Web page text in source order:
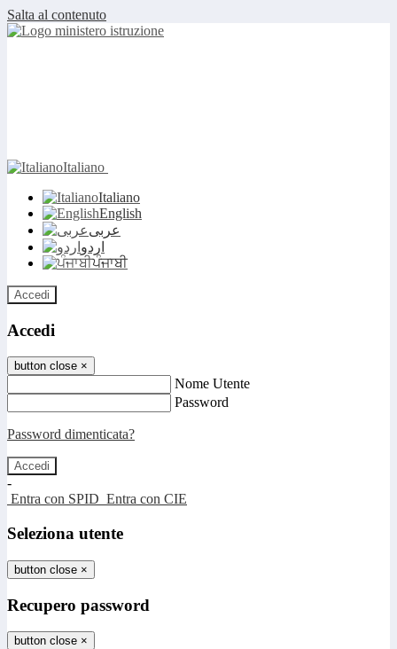
Salta al contenuto
Italiano
Italiano
English
عربى
اردو
ਪੰਜਾਬੀ
Accedi
Accedi
button close ×
Nome Utente
Password
Password dimenticata?
-
Entra con SPID Entra con CIE
Seleziona utente
button close ×
Recupero password
button close ×